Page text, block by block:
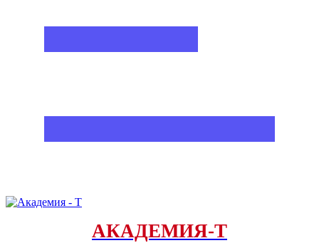
АКАДЕМИЯ-Т